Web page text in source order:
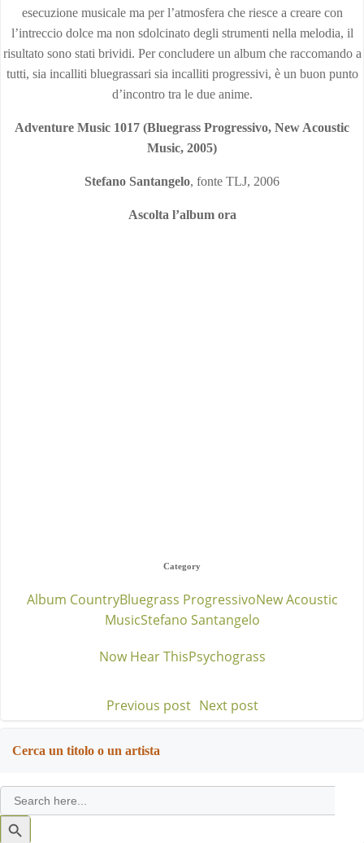
esecuzione musicale ma per l’atmosfera che riesce a creare con
l’intreccio dolce ma non sdolcinato degli strumenti nella melodia, il
risultato sono stati brividi. Per concludere un album che raccomando a
tutti, sia incalliti bluegrassari sia incalliti progressivi, è un buon punto
d’incontro tra le due anime.
Adventure Music 1017 (Bluegrass Progressivo, New Acoustic
Music, 2005)
Stefano Santangelo, fonte TLJ, 2006
Ascolta l’album ora
Category
Album CountryBluegrass ProgressivoNew Acoustic
MusicStefano Santangelo
Now Hear ThisPsychograss
Post
navigation
Previous post Post
Next post
Cerca un titolo o un artista
Search
for:
Search
Button